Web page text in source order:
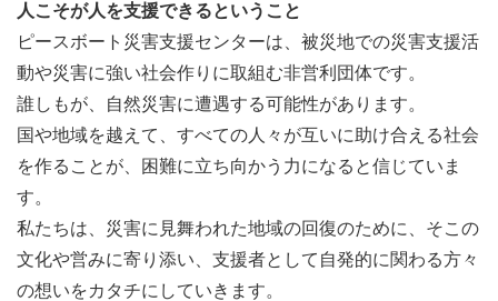
人こそが人を支援できるということ
ピースボート災害支援センターは、被災地での災害支援活
動や災害に強い社会作りに取組む非営利団体です。
誰しもが、自然災害に遭遇する可能性があります。
国や地域を越えて、すべての人々が互いに助け合える社会
を作ることが、困難に立ち向かう力になると信じていま
す。
私たちは、災害に見舞われた地域の回復のために、そこの
文化や営みに寄り添い、支援者として自発的に関わる方々
の想いをカタチにしていきます。